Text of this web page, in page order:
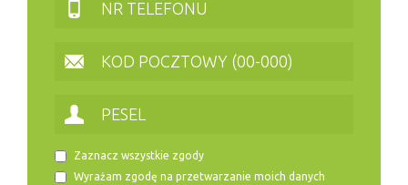
Zaznacz wszystkie zgody
Wyrażam zgodę na przetwarzanie moich danych